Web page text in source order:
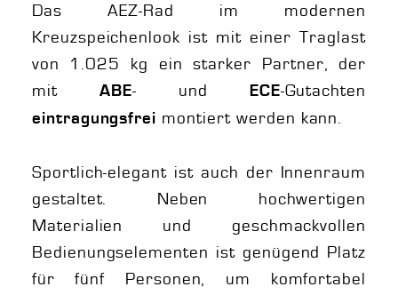
Das AEZ-Rad im modernen
Kreuzspeichenlook ist mit einer Traglast
von 1.025 kg ein starker Partner, der
mit ABE- und ECE-Gutachten
eintragungsfrei montiert werden kann.
Sportlich-elegant ist auch der Innenraum
gestaltet. Neben hochwertigen
Materialien und geschmackvollen
Bedienungselementen ist genügend Platz
für fünf Personen, um komfortabel